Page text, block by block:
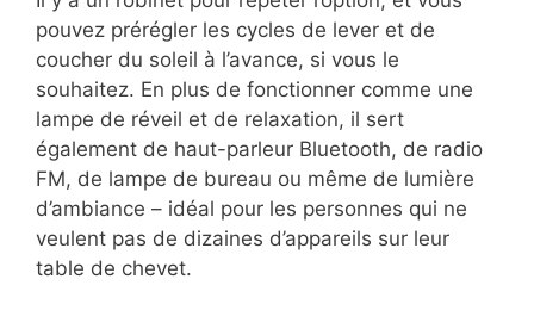
pouvez prérégler les cycles de lever et de
coucher du soleil à l’avance, si vous le
souhaitez. En plus de fonctionner comme une
lampe de réveil et de relaxation, il sert
également de haut-parleur Bluetooth, de radio
FM, de lampe de bureau ou même de lumière
d’ambiance – idéal pour les personnes qui ne
veulent pas de dizaines d’appareils sur leur
table de chevet.